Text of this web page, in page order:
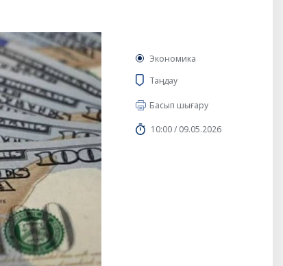
Экономика
Таңдау
Басып шығару
10:00 / 09.05.2026